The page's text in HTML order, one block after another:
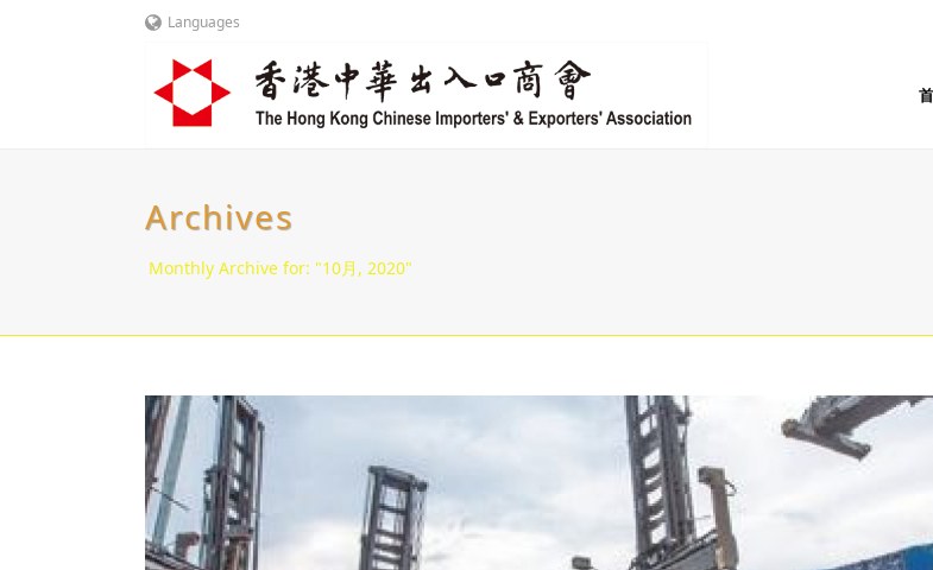
Languages
Archives
Monthly Archive for: "10月, 2020"